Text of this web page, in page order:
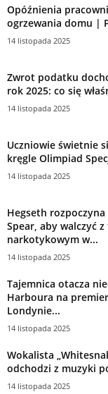
Opóźnienia
ogrzewania domu |
14 listopada 2025
Zwrot podatku
rok 2025: co się
14 listopada 2025
Uczniowie świetnie
kręgle Olimpiad
14 listopada 2025
Hegseth
Spear, aby walczyć
narkotykowym w...
14 listopada 2025
Tajemnica otacza
Harboura na
Londynie...
14 listopada 2025
Wokalista
odchodzi z muzyki
14 listopada 2025